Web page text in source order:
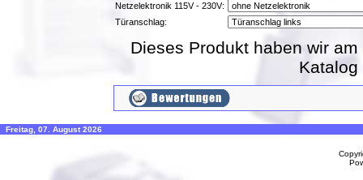
Netzelektronik 115V - 230V:
Türanschlag:
Dieses Produkt haben wir
Freitag, 07. August 2026